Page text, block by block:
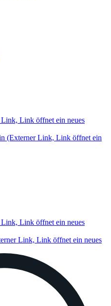
Link öffnet ein neues
(Externer Link, Link öffnet ein
Link öffnet ein neues
Link, Link öffnet ein neues